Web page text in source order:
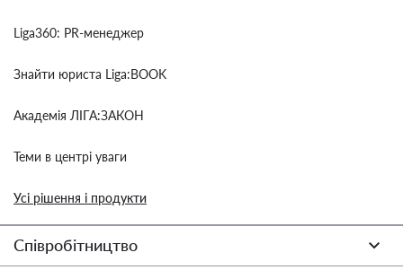
Liga360: PR-менеджер
Знайти юриста Liga:BOOK
Академія ЛІГА:ЗАКОН
Теми в центрі уваги
Усі рішення і продукти
Співробітництво